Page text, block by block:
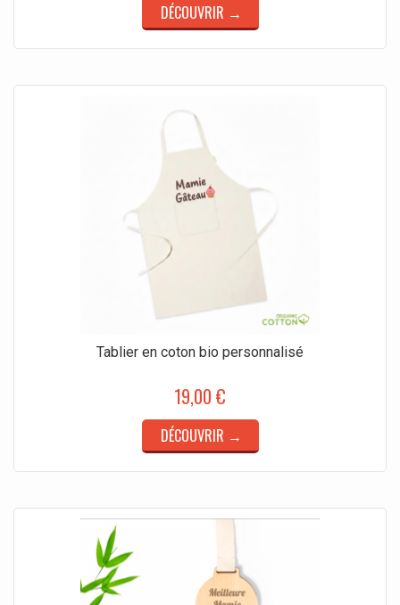
DÉCOUVRIR →
Tablier en coton bio personnalisé
19,00 €
DÉCOUVRIR →